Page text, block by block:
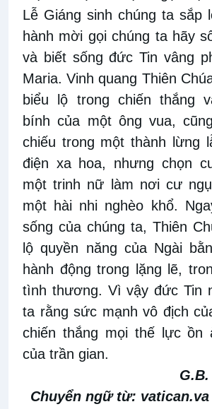
Lễ Giáng sinh chúng ta sắp
hành mời gọi chúng ta hãy
và biết sống đức Tin vâng
Maria. Vinh quang Thiên
biểu lộ trong chiến thắng
bính của một ông vua,
chiếu trong một thành lừng
điện xa hoa, nhưng chọn
một trinh nữ làm nơi cư
một hài nhi nghèo khổ.
sống của chúng ta, Thiên
lộ quyền năng của Ngài
hành động trong lặng lẽ,
tình thương. Vì vậy đức Tin
ta rằng sức mạnh vô địch
chiến thắng mọi thế lực ồn
của trần gian.
Chuyển ngữ từ: vatican.va